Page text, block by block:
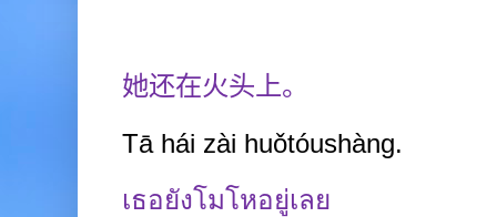
她还在火头上。
Tā hái zài huǒtóushàng.
เธอยังโมโหอยู่เลย